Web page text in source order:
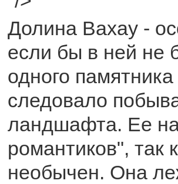
Долина Вахау -
если бы в ней не
одного
следовало
ландшафта. Ее
романтиков", так
необычен. Она